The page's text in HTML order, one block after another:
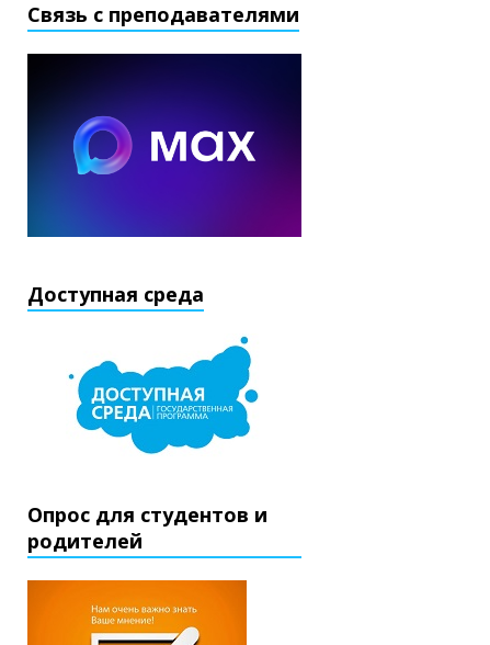
Связь с преподавателями
Доступная среда
Опрос для студентов и
родителей